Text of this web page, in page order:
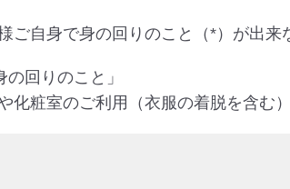
ご自身で身の回りのこと（*）が出来
の回りのこと」
化粧室のご利用（衣服の着脱を含む